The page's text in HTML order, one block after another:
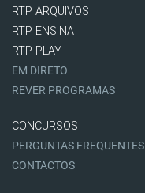
RTP ARQUIVOS
RTP ENSINA
RTP PLAY
EM DIRETO
REVER PROGRAMAS
CONCURSOS
PERGUNTAS FREQUENTES
CONTACTOS